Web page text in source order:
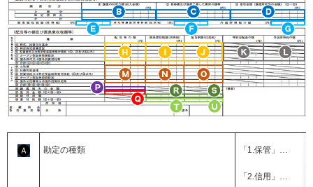
Ａ 勘定の種類 「1.保管」…
「2.信用」…